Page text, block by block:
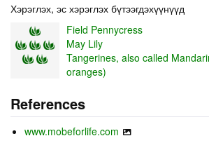
Хэрэглэх, эс хэрэглэх бүтээгдэхүүнүүд
Field Pennycress
May Lily
Tangerines, also called
oranges)
References
www.mobeforlife.com